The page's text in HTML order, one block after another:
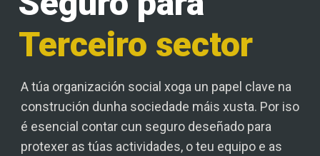
Terceiro sector
A túa organización social xoga un papel clave na
construción dunha sociedade máis xusta. Por iso
é esencial contar cun seguro deseñado para
protexer as túas actividades, o teu equipo e as